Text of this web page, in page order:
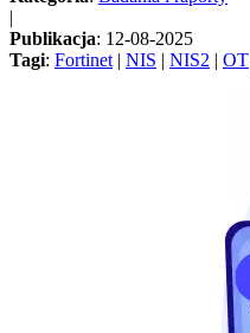
|
Publikacja: 12-08-2025
Tagi: Fortinet | NIS | NIS2 | OT